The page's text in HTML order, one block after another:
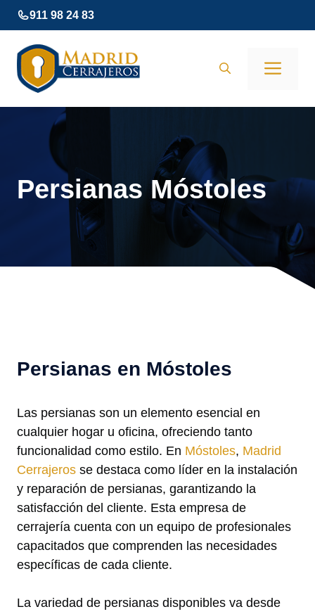
Saltar
al
contenido
911 98 24 83
Persianas Móstoles
Persianas en Móstoles
Las persianas son un elemento esencial en
cualquier hogar u oficina, ofreciendo tanto
funcionalidad como estilo. En Móstoles, Madrid
Cerrajeros se destaca como líder en la instalación
y reparación de persianas, garantizando la
satisfacción del cliente. Esta empresa de
cerrajería cuenta con un equipo de profesionales
capacitados que comprenden las necesidades
específicas de cada cliente.
La variedad de persianas disponibles va desde